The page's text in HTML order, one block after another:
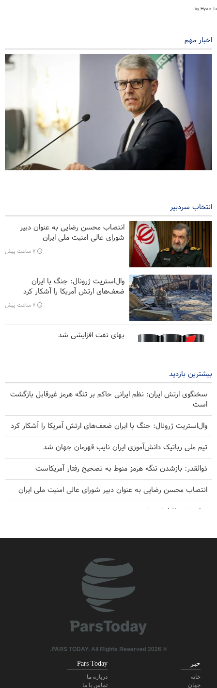
اخبار مهم
سناتور آمریکایی: جنگ منجر به قوی‌تر شدن ایران شد
زمین گیر شدن قدرت هوایی آمریکا در برابر راهبرد ایران
قطع عضو حدود ۸۰۰۰ نفر در جریان جنگ غزه
تحلیل | فروش گسترده موشک‌های پاتریوت به کشورهای عربی خلیج
فارس
انتخاب سردبیر
انتصاب محسن رضایی به عنوان دبیر
شورای عالی امنیت ملی ایران
۷ ساعت پیش
وال‌استریت‌ ژرونال: جنگ با ایران
ضعف‌های ارتش آمریکا را آشکار کرد
۷ ساعت پیش
بهای نفت افزایشی شد
بیشترین بازدید
سخنگوی ارتش ایران: نظم ایرانی حاکم بر تنگه هرمز غیرقابل بازگشت
است
وال‌استریت‌ ژرونال: جنگ با ایران ضعف‌های ارتش آمریکا را آشکار کرد
تیم ملی رباتیک دانش‌آموزی ایران نایب قهرمان جهان شد
ذوالقدر: بازشدن تنگه هرمز منوط به تصحیح رفتار آمریکاست
انتصاب محسن رضایی به عنوان دبیر شورای عالی امنیت ملی ایران
بهای نفت افزایشی شد
مدودوف: کشورهای غربی مجازات می‌شوند
وزیر جنگ سابق ترامپ: ایران در جنگ دست بالا را دارد
© 2026 PARS TODAY. All Rights Reserved.
خبر
خانه
جهان
Pars Today
درباره ما
تماس با ما